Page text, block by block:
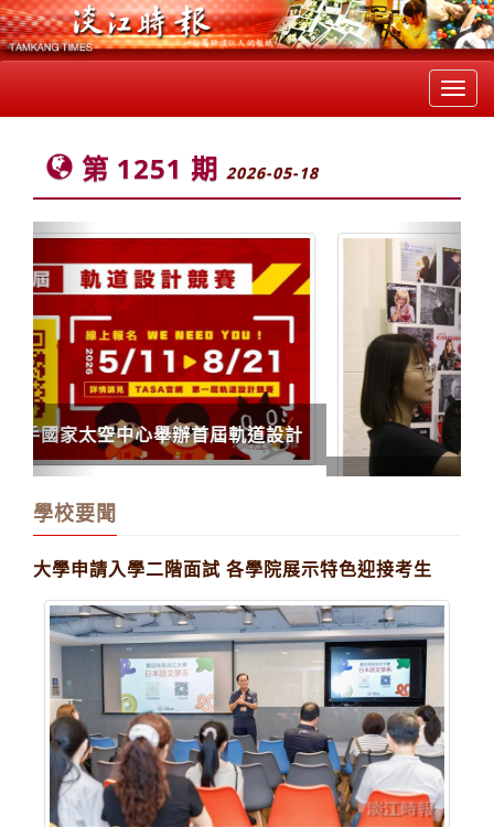
第 1251 期 2026-05-18
外語學院跨領域獎學金即起申請 鼓勵學生掌握多
Previous Next
學校要聞
大學申請入學二階面試 各學院展示特色迎接考生